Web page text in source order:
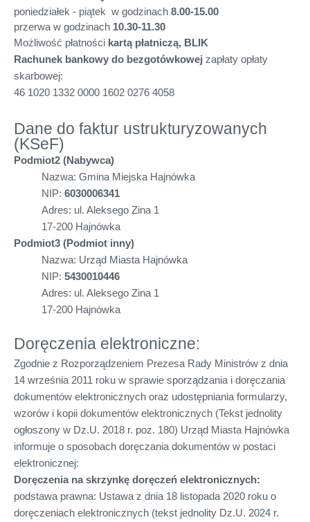
poniedziałek - piątek w godzinach 8.00-15.00
przerwa w godzinach 10.30-11.30
Możliwość płatności kartą płatniczą, BLIK
Rachunek bankowy do bezgotówkowej zapłaty opłaty
skarbowej:
46 1020 1332 0000 1602 0276 4058
Dane do faktur ustrukturyzowanych
(KSeF)
Podmiot2 (Nabywca)
Nazwa: Gmina Miejska Hajnówka
NIP: 6030006341
Adres: ul. Aleksego Zina 1
17-200 Hajnówka
Podmiot3 (Podmiot inny)
Nazwa: Urząd Miasta Hajnówka
NIP: 5430010446
Adres: ul. Aleksego Zina 1
17-200 Hajnówka
Doręczenia elektroniczne:
Zgodnie z Rozporządzeniem Prezesa Rady Ministrów z dnia
14 września 2011 roku w sprawie sporządzania i doręczania
dokumentów elektronicznych oraz udostępniania formularzy,
wzorów i kopii dokumentów elektronicznych (Tekst jednolity
ogłoszony w Dz.U. 2018 r. poz. 180) Urząd Miasta Hajnówka
informuje o sposobach doręczania dokumentów w postaci
elektronicznej:
Doręczenia na skrzynkę doręczeń elektronicznych:
podstawa prawna: Ustawa z dnia 18 listopada 2020 roku o
doręczeniach elektronicznych (tekst jednolity Dz.U. 2024 r.